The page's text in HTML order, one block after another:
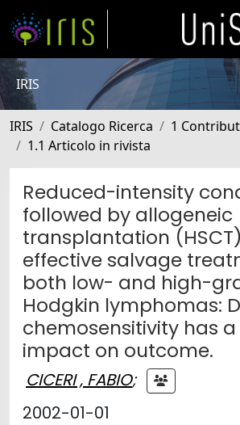
IRIS
IRIS Catalogo Ricerca
1
1.1 Articolo in rivista
Reduced-intensity
followed by allogeneic
transplantation
effective salvage
both low- and high-
Hodgkin lymphomas:
chemosensitivity has
impact on outcome.
CICERI , FABIO;
2002-01-01